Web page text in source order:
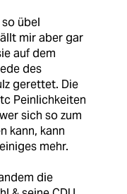
übel
mir aber gar
auf dem
des
gerettet. Die
Peinlichkeiten
sich so zum
kann, kann
mehr.
die